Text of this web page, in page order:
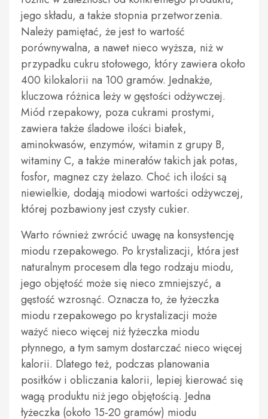
jego składu, a także stopnia przetworzenia.
Należy pamiętać, że jest to wartość
porównywalna, a nawet nieco wyższa, niż w
przypadku cukru stołowego, który zawiera około
400 kilokalorii na 100 gramów. Jednakże,
kluczowa różnica leży w gęstości odżywczej.
Miód rzepakowy, poza cukrami prostymi,
zawiera także śladowe ilości białek,
aminokwasów, enzymów, witamin z grupy B,
witaminy C, a także minerałów takich jak potas,
fosfor, magnez czy żelazo. Choć ich ilości są
niewielkie, dodają miodowi wartości odżywczej,
której pozbawiony jest czysty cukier.
Warto również zwrócić uwagę na konsystencję
miodu rzepakowego. Po krystalizacji, która jest
naturalnym procesem dla tego rodzaju miodu,
jego objętość może się nieco zmniejszyć, a
gęstość wzrosnąć. Oznacza to, że łyżeczka
miodu rzepakowego po krystalizacji może
ważyć nieco więcej niż łyżeczka miodu
płynnego, a tym samym dostarczać nieco więcej
kalorii. Dlatego też, podczas planowania
posiłków i obliczania kalorii, lepiej kierować się
wagą produktu niż jego objętością. Jedna
łyżeczka (około 15-20 gramów) miodu